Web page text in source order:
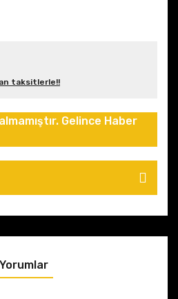
taksitlerle!!
Gelince Haber
Yorumlar